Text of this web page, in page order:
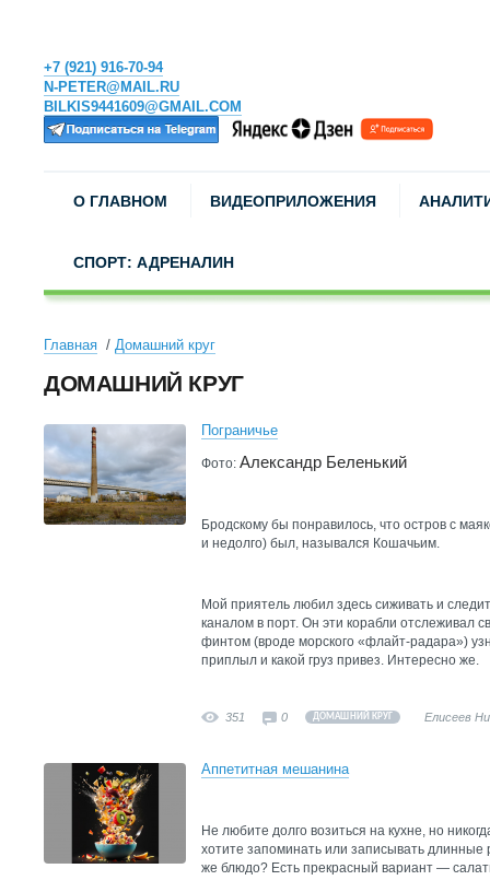
+7 (921) 916-70-94
N-PETER@MAIL.RU
BILKIS9441609@GMAIL.COM
О ГЛАВНОМ ВИДЕОПРИЛОЖЕНИЯ
СПОРТ: АДРЕНАЛИН
Главная Домашний круг
ДОМАШНИЙ КРУГ
Пограничье
Фото: Александр Беленький
Бродскому бы понравилось, что остров с
и недолго) был, назывался Кошачьим.
Мой приятель любил здесь сиживать и
каналом в порт. Он эти корабли отслеживал
финтом (вроде морского «флайт-радара»)
приплыл и какой груз привез. Интересно же.
351 0 ДОМАШНИЙ КРУГ Елисеев
Аппетитная мешанина
Не любите долго возиться на кухне, но
хотите запоминать или записывать длинные
же блюдо? Есть прекрасный вариант —